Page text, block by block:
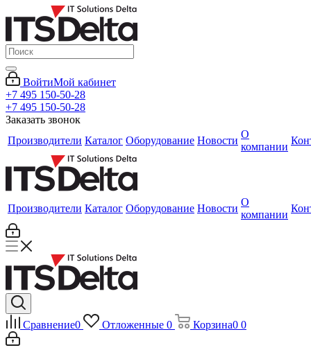
ВойтиМой кабинет
+7 495 150-50-28
+7 495 150-50-28
Заказать звонок
Производители Каталог Оборудование Новости
О
компании
Производители Каталог Оборудование Новости
О
компании
Сравнение0 Отложенные 0 Корзина0 0